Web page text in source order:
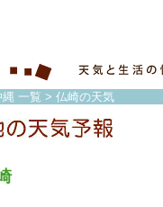
一覧 > 仏崎の天気